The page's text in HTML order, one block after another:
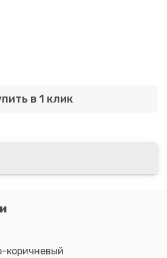
в 1 клик
коричневый